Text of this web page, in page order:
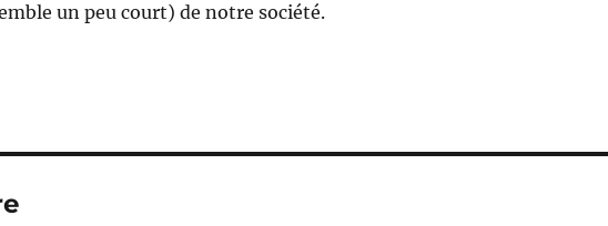
un peu court) de notre société.